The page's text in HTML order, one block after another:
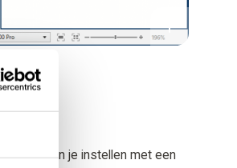
Dit kun je instellen met een